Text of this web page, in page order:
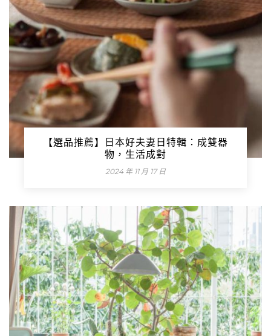
【選品推薦】日本好夫妻日特輯：成雙器
物，生活成對
2024 年 11 月 17 日